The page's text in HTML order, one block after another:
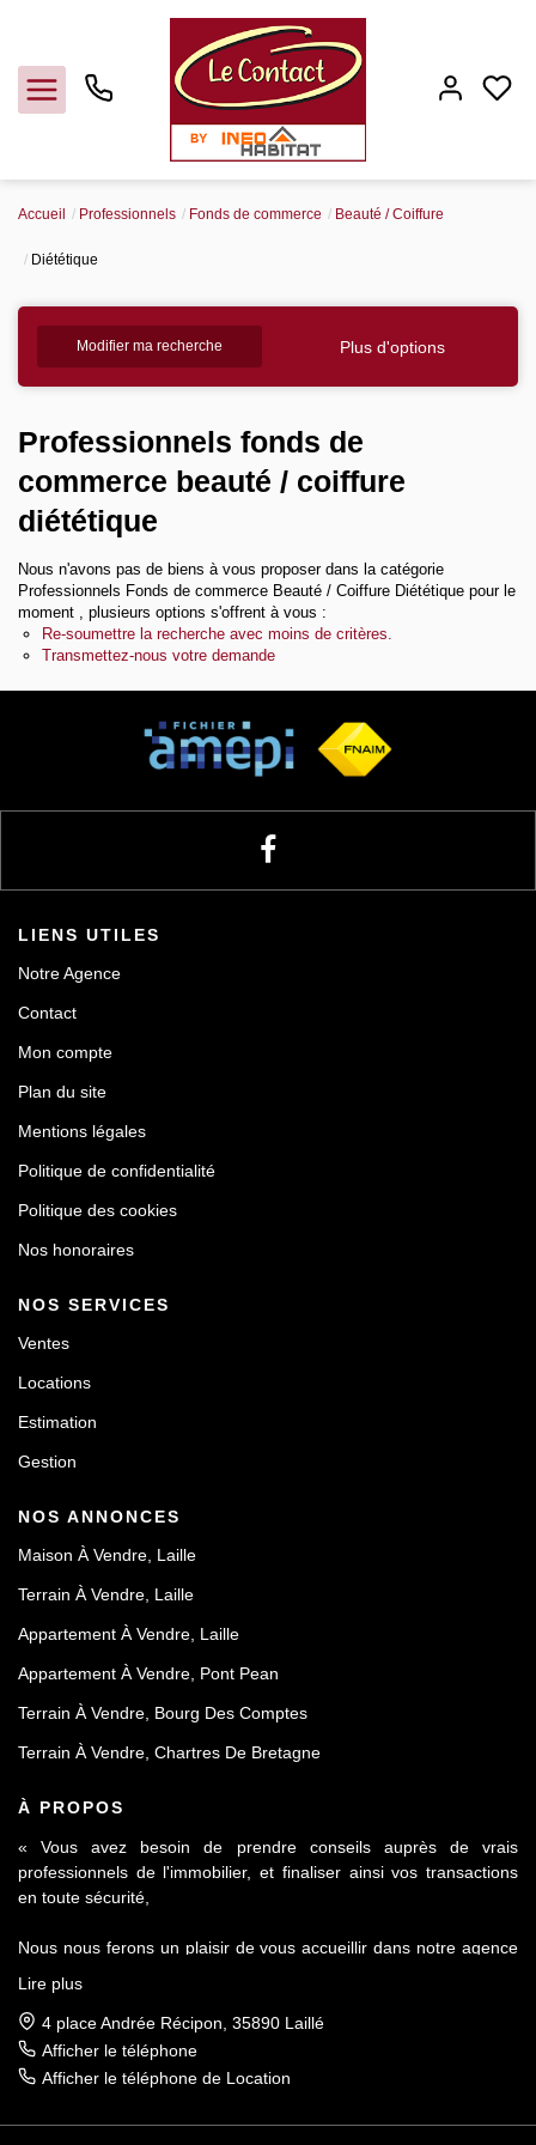
Vendre
Acheter
Louer
Gerer
Syndic
Notre agence
Contact
Accueil Professionnels Fonds de commerce Beauté / Coiffure
Diététique
Modifier ma recherche Plus d'options
Professionnels fonds de
commerce beauté / coiffure
diététique
Nous n'avons pas de biens à vous proposer dans la catégorie
Professionnels Fonds de commerce Beauté / Coiffure Diététique pour le
moment , plusieurs options s'offrent à vous :
Re-soumettre la recherche avec moins de critères.
Transmettez-nous votre demande
LIENS UTILES
Notre Agence
Contact
Mon compte
Plan du site
Mentions légales
Politique de confidentialité
Politique des cookies
Nos honoraires
NOS SERVICES
Ventes
Locations
Estimation
Gestion
NOS ANNONCES
Maison À Vendre, Laille
Terrain À Vendre, Laille
Appartement À Vendre, Laille
Appartement À Vendre, Pont Pean
Terrain À Vendre, Bourg Des Comptes
Terrain À Vendre, Chartres De Bretagne
À PROPOS
« Vous avez besoin de prendre conseils auprès de vrais
professionnels de l'immobilier, et finaliser ainsi vos transactions
en toute sécurité,
Nous nous ferons un plaisir de vous accueillir dans notre agence
sur l'axe Rennes-Nantes.
Réputés pour notre sérieux et notre déontologie, membre de la
FNAIM et du Fichier commun Exclusivité AMEPI nous saurons
démarches.
Lire plus
4 place Andrée Récipon, 35890 Laillé
Afficher le téléphone
Afficher le téléphone de Location